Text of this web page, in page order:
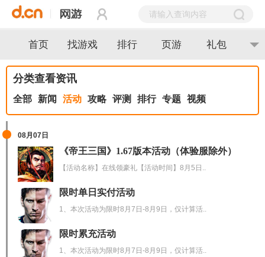
首页 找游戏 排行 页游 礼包
分类查看资讯
全部 新闻 活动 攻略 评测 排行 专题 视频
08月07日
《帝王三国》1.67版本活动（体验服除外）
【活动名称】在线领豪礼【活动时间】8月5日..
限时单日实付活动
1、本次活动为限时8月7日-8月9日，仅计算活..
限时累充活动
1、本次活动为限时8月7日-8月9日，仅计算活..